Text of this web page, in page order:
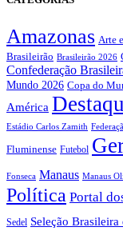
Amazonas Arte
Brasileirão Brasileirão 2026
Confederação
Mundo 2026 Copa do
América
Estádio Carlos Zamith
Fluminense Futebol
Fonseca Manaus Manaus
Política Portal
Sedel Seleção Brasileira